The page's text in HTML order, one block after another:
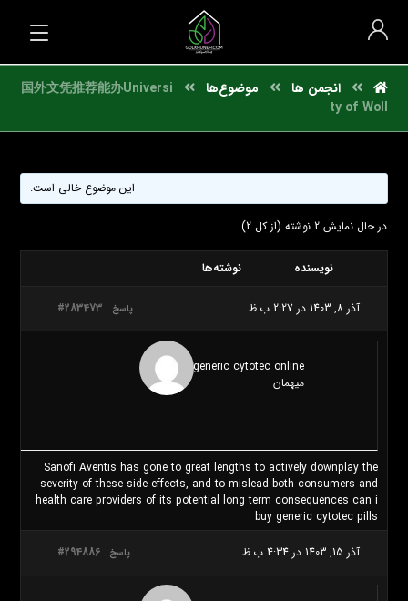
انجمن ها موضوع‌ها
国外文凭推荐能办Universi
ty of Woll
این موضوع خالی است.
در حال نمایش 2 نوشته (از کل 2)
نویسنده نوشته‌ها
آذر 8, 1403 در 2:27 ب.ظ #283473 پاسخ
can i buy generic cytotec online
میهمان
Sanofi Aventis has gone to great lengths to actively downplay the
severity of these side effects, and to mislead both consumers and
health care providers of its potential long term consequences can i
buy generic cytotec pills
آذر 15, 1403 در 4:34 ب.ظ #294886 پاسخ